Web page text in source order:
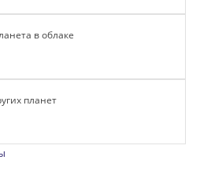
в облаке
планет